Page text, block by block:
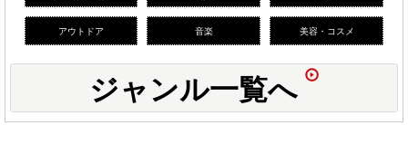
アウトドア 音楽 美容・コスメ
ジャンル一覧へ